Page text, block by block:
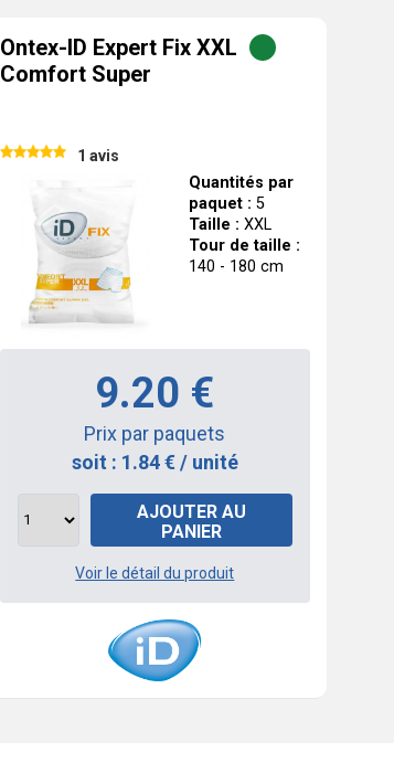
Ontex-ID Expert Fix XXL
Comfort Super
1 avis
Quantités par
paquet : 5
Taille : XXL
Tour de taille :
140 - 180 cm
9.20 €
Prix par paquets
soit : 1.84 € / unité
AJOUTER AU
PANIER
Voir le détail du produit